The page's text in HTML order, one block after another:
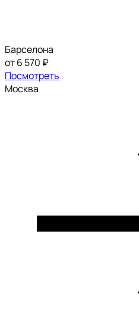
Барселона
от 6 570 ₽
Посмотреть
Москва